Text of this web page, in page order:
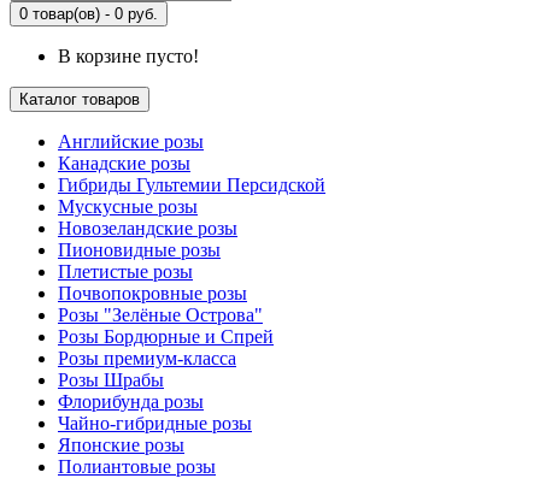
0 товар(ов) - 0 руб.
В корзине пусто!
Каталог товаров
Английские розы
Канадские розы
Гибриды Гультемии Персидской
Мускусные розы
Новозеландские розы
Пионовидные розы
Плетистые розы
Почвопокровные розы
Розы "Зелёные Острова"
Розы Бордюрные и Спрей
Розы премиум-класса
Розы Шрабы
Флорибунда розы
Чайно-гибридные розы
Японские розы
Полиантовые розы